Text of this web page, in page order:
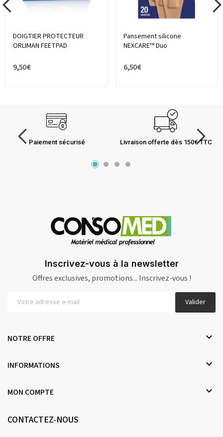
DOIGTIER PROTECTEUR
ORLIMAN FEETPAD
9,50 €
Pansement silicone
NEXCARE™ Duo
6,50 €
Paiement sécurisé Livraison offerte dès 150€ TTC
Inscrivez-vous à la newsletter
Offres exclusives, promotions... Inscrivez-vous !
Valider
NOTRE OFFRE 
INFORMATIONS 
MON COMPTE 
CONTACTEZ-NOUS